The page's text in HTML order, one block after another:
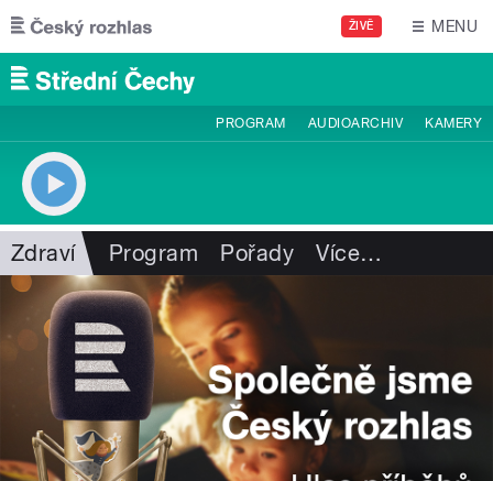
Přejít k hlavnímu obsahu
ŽIVĚ MENU
PROGRAM AUDIOARCHIV KAMERY
Zdraví Program Pořady Více…